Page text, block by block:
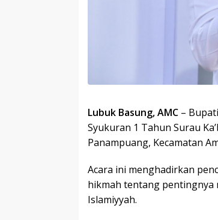
Lubuk Basung, AMC –
Syukuran 1 Tahun Surau
Panampuang, Kecamatan
Acara ini menghadirkan
hikmah tentang pentingnya
Islamiyyah.